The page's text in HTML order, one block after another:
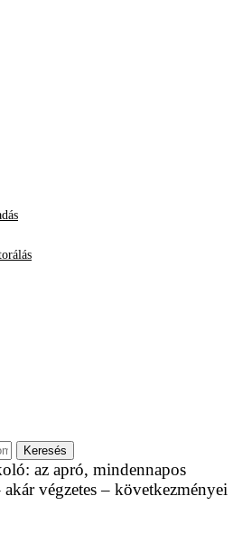
Keresés
az apró, mindennapos
végzetes – következményei